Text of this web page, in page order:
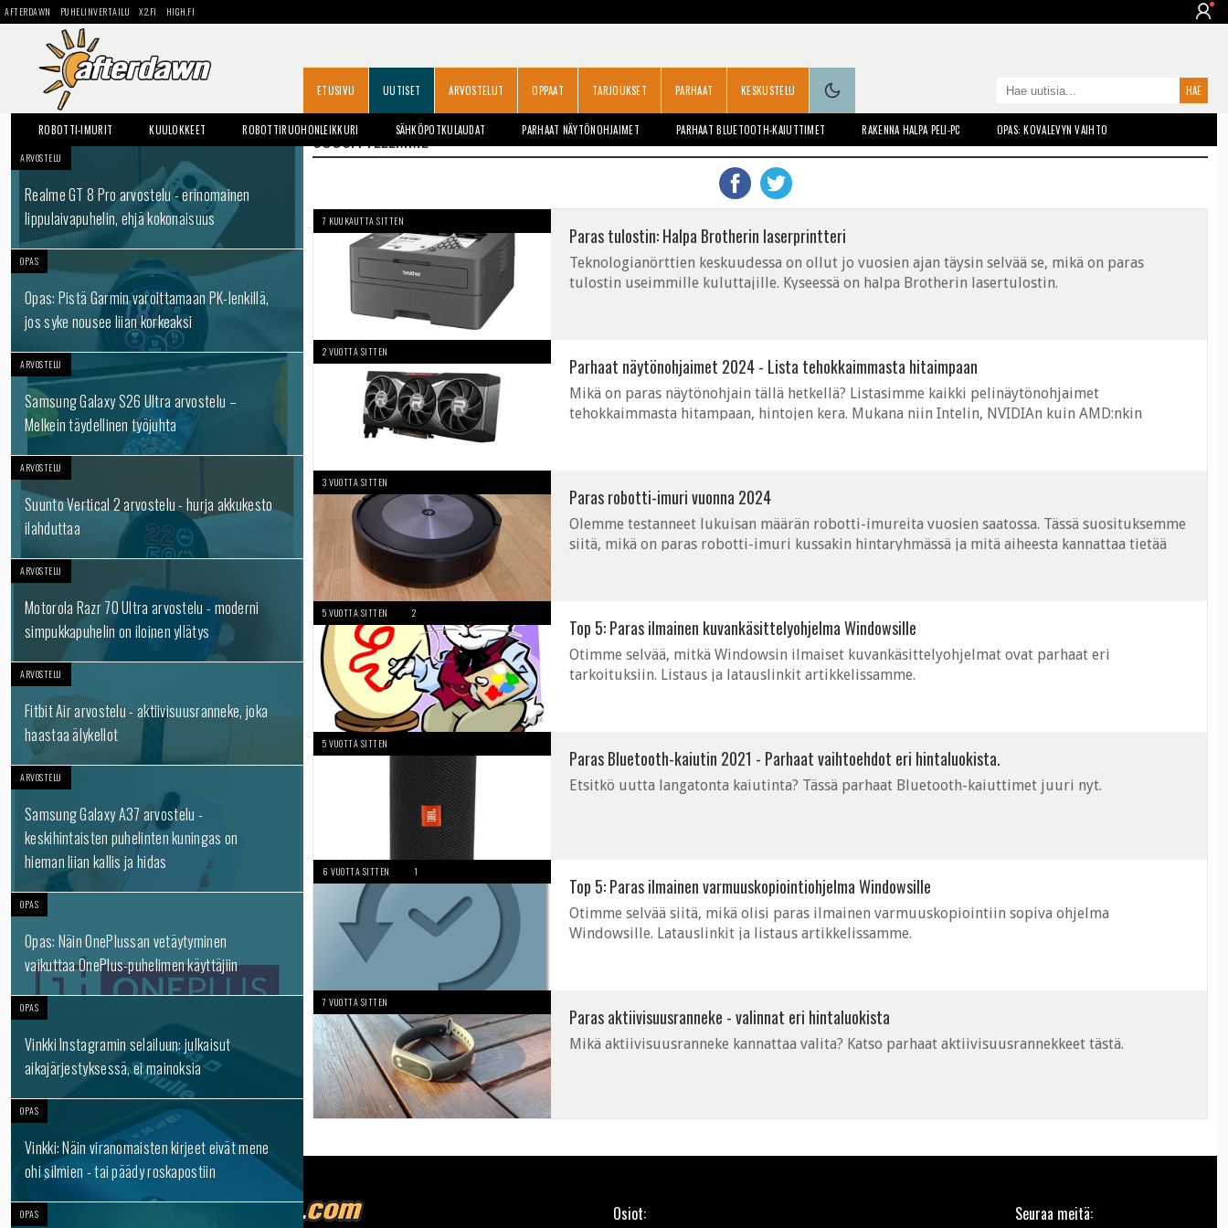
AFTERDAWN PUHELINVERTAILU X2.FI HIGH.FI
ETUSIVU UUTISET ARVOSTELUT OPPAAT TARJOUKSET PARHAAT KESKUSTELU
ROBOTTI-IMURIT KUULOKKEET ROBOTTIRUOHONLEIKKURI SÄHKÖPOTKULAUDAT PARHAAT NÄYTÖNOHJAIMET PARHAAT BLUETOOTH-KAIUTTIMET RAKENNA HALPA PELI-PC OPAS: KOVALEVYN VAIHTO
ARVOSTELU
Realme GT 8 Pro arvostelu - erinomainen
lippulaivapuhelin, ehjä kokonaisuus
OPAS
Opas: Pistä Garmin varoittamaan PK-lenkillä,
jos syke nousee liian korkeaksi
ARVOSTELU
Samsung Galaxy S26 Ultra arvostelu –
Melkein täydellinen työjuhta
ARVOSTELU
Suunto Vertical 2 arvostelu - hurja akkukesto
ilahduttaa
ARVOSTELU
Motorola Razr 70 Ultra arvostelu - moderni
simpukkapuhelin on iloinen yllätys
ARVOSTELU
Fitbit Air arvostelu - aktiivisuusranneke, joka
haastaa älykellot
ARVOSTELU
Samsung Galaxy A37 arvostelu -
keskihintaisten puhelinten kuningas on
hieman liian kallis ja hidas
OPAS
Opas: Näin OnePlussan vetäytyminen
vaikuttaa OnePlus-puhelimen käyttäjiin
OPAS
Vinkki Instagramin selailuun: julkaisut
aikajärjestyksessä, ei mainoksia
OPAS
Vinkki: Näin viranomaisten kirjeet eivät mene
ohi silmien - tai päädy roskapostiin
OPAS
SUOSITTELEMME
7 KUUKAUTTA SITTEN
Paras tulostin: Halpa Brotherin laserprintteri
Teknologianörttien keskuudessa on ollut jo vuosien ajan täysin selvää se, mikä on paras
tulostin useimmille kuluttajille. Kyseessä on halpa Brotherin lasertulostin.
2 VUOTTA SITTEN
Parhaat näytönohjaimet 2024 - Lista tehokkaimmasta hitaimpaan
Mikä on paras näytönohjain tällä hetkellä? Listasimme kaikki pelinäytönohjaimet
tehokkaimmasta hitampaan, hintojen kera. Mukana niin Intelin, NVIDIAn kuin AMD:nkin
3 VUOTTA SITTEN
Paras robotti-imuri vuonna 2024
Olemme testanneet lukuisan määrän robotti-imureita vuosien saatossa. Tässä suosituksemme
siitä, mikä on paras robotti-imuri kussakin hintaryhmässä ja mitä aiheesta kannattaa tietää
5 VUOTTA SITTEN 2
Top 5: Paras ilmainen kuvankäsittelyohjelma Windowsille
Otimme selvää, mitkä Windowsin ilmaiset kuvankäsittelyohjelmat ovat parhaat eri
tarkoituksiin. Listaus ja latauslinkit artikkelissamme.
5 VUOTTA SITTEN
Paras Bluetooth-kaiutin 2021 - Parhaat vaihtoehdot eri hintaluokista.
Etsitkö uutta langatonta kaiutinta? Tässä parhaat Bluetooth-kaiuttimet juuri nyt.
6 VUOTTA SITTEN 1
Top 5: Paras ilmainen varmuuskopiointiohjelma Windowsille
Otimme selvää siitä, mikä olisi paras ilmainen varmuuskopiointiin sopiva ohjelma
Windowsille. Latauslinkit ja listaus artikkelissamme.
7 VUOTTA SITTEN
Paras aktiivisuusranneke - valinnat eri hintaluokista
Mikä aktiivisuusranneke kannattaa valita? Katso parhaat aktiivisuusrannekkeet tästä.
Osiot: Seuraa meitä: